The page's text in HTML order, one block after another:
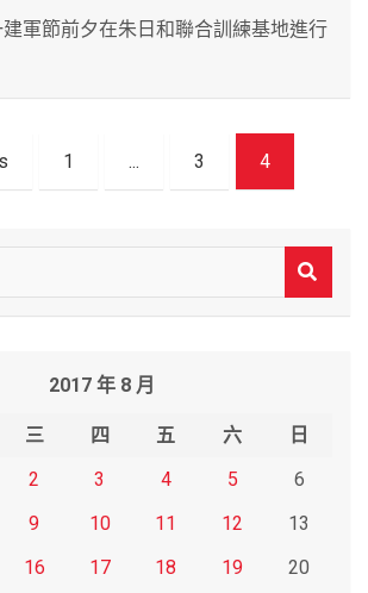
軍節前夕在朱日和聯合訓練基地進行
1 ... 3 4
2017 年 8 月
三 四 五 六
日
2 3 4 5
6
9 10 11 12
13
16 17 18 19
20